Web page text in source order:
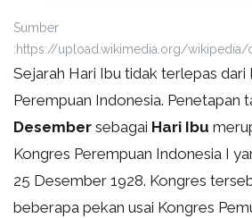
Sumber
:https://upload.wikimedia.org/
Sejarah Hari Ibu tidak terlepas dari
Perempuan Indonesia. Penetapan
Desember sebagai Hari Ibu
Kongres Perempuan Indonesia I
25 Desember 1928. Kongres
beberapa pekan usai Kongres